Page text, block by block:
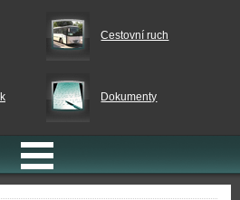
Cestovní ruch
Dokumenty